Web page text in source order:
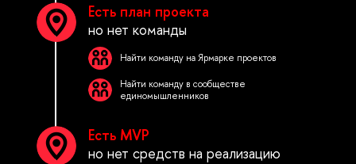
Есть план проекта
но нет команды
Найти команду на Ярмарке проектов
Найти команду в сообществе
единомышленников
Есть MVP
но нет средств на реализацию